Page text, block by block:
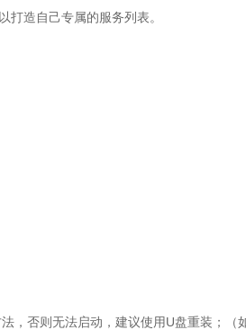
打造自己专属的服务列表。
，否则无法启动，建议使用U盘重装；（